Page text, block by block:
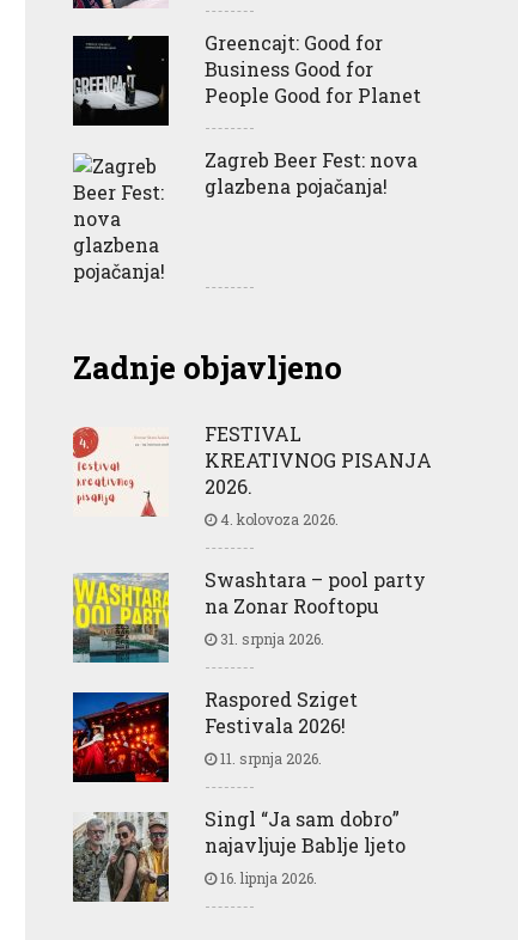
Greencajt: Good for
Business Good for
People Good for Planet
Zagreb Beer Fest: nova
glazbena pojačanja!
Zadnje objavljeno
FESTIVAL
KREATIVNOG PISANJA
2026.
4. kolovoza 2026.
Swashtara – pool party
na Zonar Rooftopu
31. srpnja 2026.
Raspored Sziget
Festivala 2026!
11. srpnja 2026.
Singl “Ja sam dobro”
najavljuje Bablje ljeto
16. lipnja 2026.